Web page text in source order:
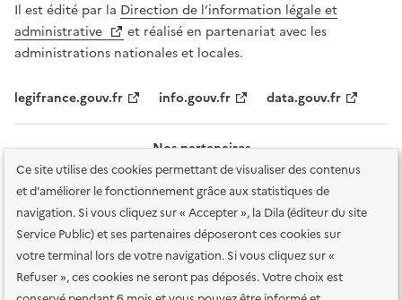
Ce site utilise des cookies permettant de visualiser des contenus
et d'améliorer le fonctionnement grâce aux statistiques de
navigation. Si vous cliquez sur « Accepter », la Dila (éditeur du site
Service Public) et ses partenaires déposeront ces cookies sur
votre terminal lors de votre navigation. Si vous cliquez sur «
Refuser », ces cookies ne seront pas déposés. Votre choix est
Il est édité par la Direction de l’information légale et
administrative
et réalisé en partenariat avec les
administrations nationales et locales.
legifrance.gouv.fr info.gouv.fr data.gouv.fr
Nos partenaires
Plan du site Accessibilité : totalement conforme
Accessibilité des
services en ligne Mentions légales Données personnelles et sécurité